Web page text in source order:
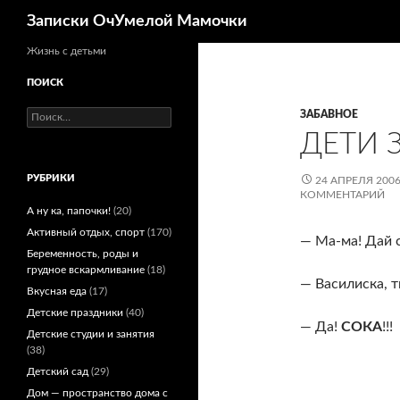
Перейти
Записки ОчУмелой Мамочки
ЗАБАВНОЕ
ДЕТИ
24 АПРЕЛЯ 2006
КОММЕНТАРИЙ
— Ма-ма! Дай
— Василиска,
— Да! СОКА!!!
Жизнь с детьми
ПОИСК
Найти:
РУБРИКИ
А ну ка, папочки! (20)
Активный отдых, спорт (170)
Беременность, роды и
грудное вскармливание (18)
Вкусная еда (17)
Детские праздники (40)
Детские студии и занятия
(38)
Детский сад (29)
Дом — пространство дома с